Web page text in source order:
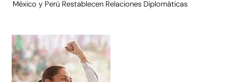
México y Perú Restablecen Relaciones Diplomáticas